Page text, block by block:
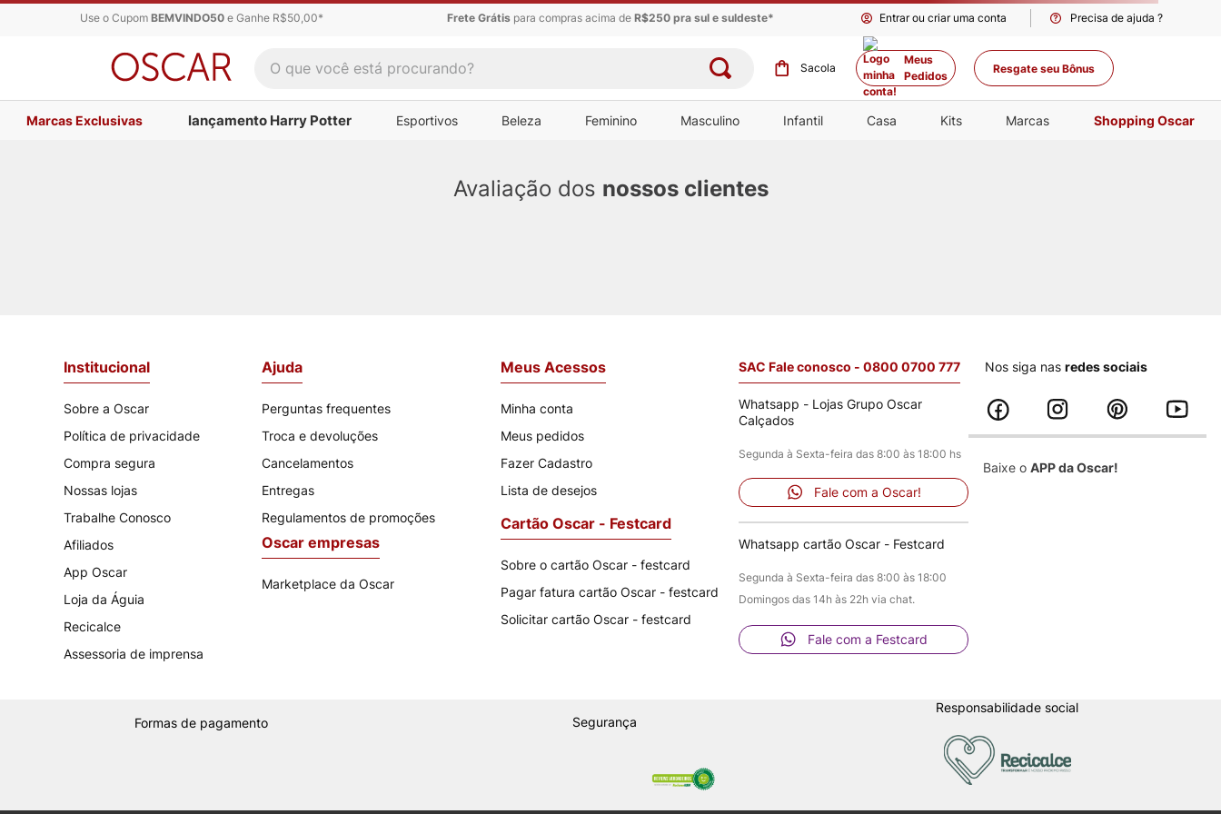
Use o Cupom BEMVINDO50e Ganhe R$50,00* Frete Grátispara compras acima de R$250 pra sul e suldeste* Entrar ou criar uma conta Precisa de ajuda ?
Meus
Pedidos
Resgate seu Bônus
Marcas Exclusivas lançamento Harry Potter Esportivos Beleza Feminino Masculino Infantil Casa Kits Marcas Shopping Oscar
Avaliação dos nossos clientes
Institucional
Sobre a Oscar
Política de privacidade
Compra segura
Nossas lojas
Trabalhe Conosco
Afiliados
App Oscar
Loja da Águia
Recicalce
Assessoria de imprensa
Ajuda
Perguntas frequentes
Troca e devoluções
Cancelamentos
Entregas
Regulamentos de promoções
Oscar empresas
Marketplace da Oscar
Meus Acessos
Minha conta
Meus pedidos
Fazer Cadastro
Lista de desejos
Cartão Oscar - Festcard
Sobre o cartão Oscar - festcard
Pagar fatura cartão Oscar - festcard
Solicitar cartão Oscar - festcard
SAC Fale conosco - 0800 0700 777
Whatsapp - Lojas Grupo Oscar
Calçados
Segunda à Sexta-feira das 8:00 às 18:00 hs
Fale com a Oscar!
Whatsapp cartão Oscar - Festcard
Segunda à Sexta-feira das 8:00 às 18:00
Domingos das 14h às 22h via chat.
Fale com a Festcard
Nos siga nas redes sociais
Baixe o APP da Oscar!
Formas de pagamento Segurança
Responsabilidade social